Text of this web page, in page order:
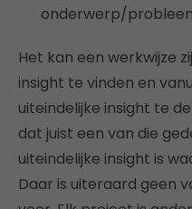
onderwerp/
Het kan een werkwijze
insight te vinden en
uiteindelijke insight te
dat juist een van die
uiteindelijke insight is
Daar is uiteraard geen